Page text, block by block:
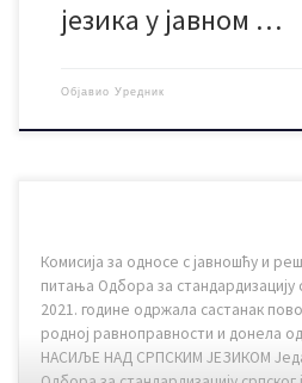
језика у јавном …
Објавио Уредник
Комисија за односе с јавношћу и
питања Одбора за стандардизацију
2021. године одржала састанак
родној равноправности и донела
НАСИЉЕ НАД СРПСКИМ ЈЕЗИКОМ